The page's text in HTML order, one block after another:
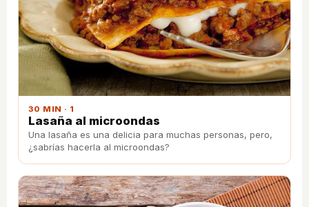
30 MIN · 1
Lasaña al microondas
Una lasaña es una delicia para muchas personas, pero,
¿sabrías hacerla al microondas?